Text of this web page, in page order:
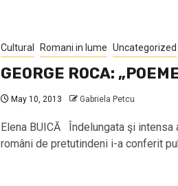
Cultural Romani in lume Uncategorized
GEORGE ROCA:
May 10, 2013 Gabriela Petcu
Elena BUICĂ Îndelungata şi
români de pretutindeni i-a conferit